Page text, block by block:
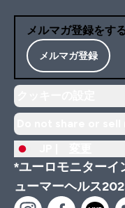
メルマガ登録をす
メルマガ登録
*ユーロモニターイ
ューマーヘルス